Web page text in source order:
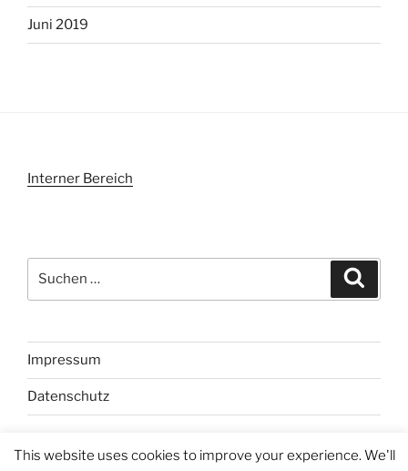
Juni 2019
Interner Bereich
nach:
Impressum
Datenschutz
This website uses cookies to improve your experience. We'll